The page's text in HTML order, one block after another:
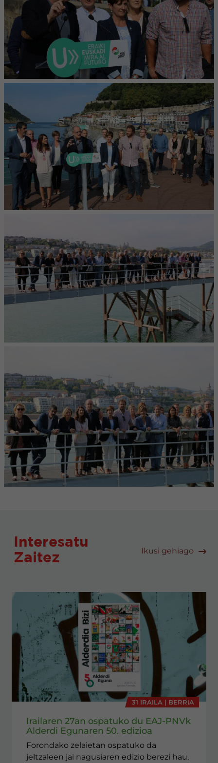
Interesatu
Zaitez
Ikusi gehiago
31 IRAILA | BERRIA
Irailaren 27an ospatuko du EAJ-PNVk
Alderdi Egunaren 50. edizioa
Forondako zelaietan ospatuko da
jeltzaleen jai nagusiaren edizio berezi hau,